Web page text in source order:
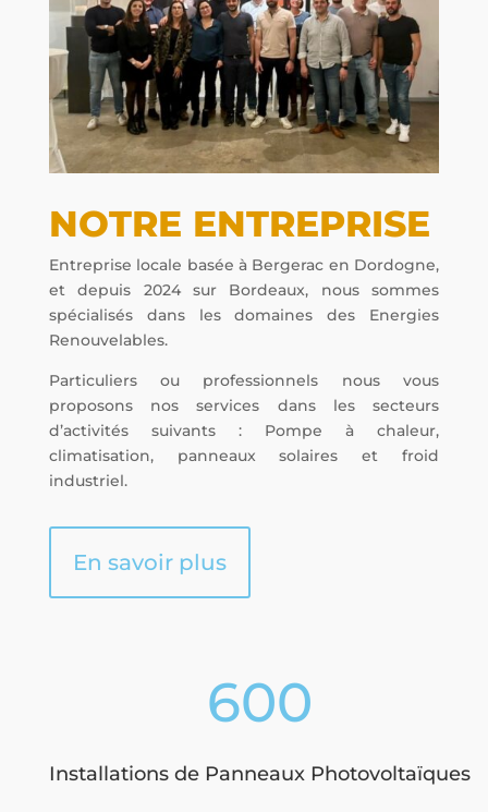
NOTRE ENTREPRISE
Entreprise locale basée à Bergerac en Dordogne,
et depuis 2024 sur Bordeaux, nous sommes
spécialisés dans les domaines des Energies
Renouvelables.
Particuliers ou professionnels nous vous
proposons nos services dans les secteurs
d’activités suivants : Pompe à chaleur,
climatisation, panneaux solaires et froid
industriel.
En savoir plus
600
Installations de Panneaux Photovoltaïques